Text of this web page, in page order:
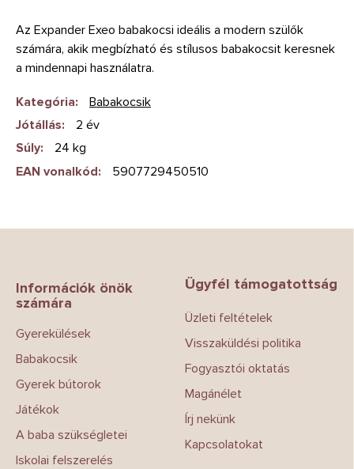
Az Expander Exeo babakocsi ideális a modern szülők
számára, akik megbízható és stílusos babakocsit keresnek
a mindennapi használatra.
Kategória:
Babakocsik
Jótállás:
2 év
Súly:
24 kg
EAN vonalkód: 5907729450510
Információk önök
számára
Gyerekülések
Babakocsik
Gyerek bútorok
Játékok
A baba szükségletei
Iskolai felszerelés
Ügyfél támogatottság
Üzleti feltételek
Visszaküldési politika
Fogyasztói oktatás
Magánélet
Írj nekünk
Kapcsolatokat